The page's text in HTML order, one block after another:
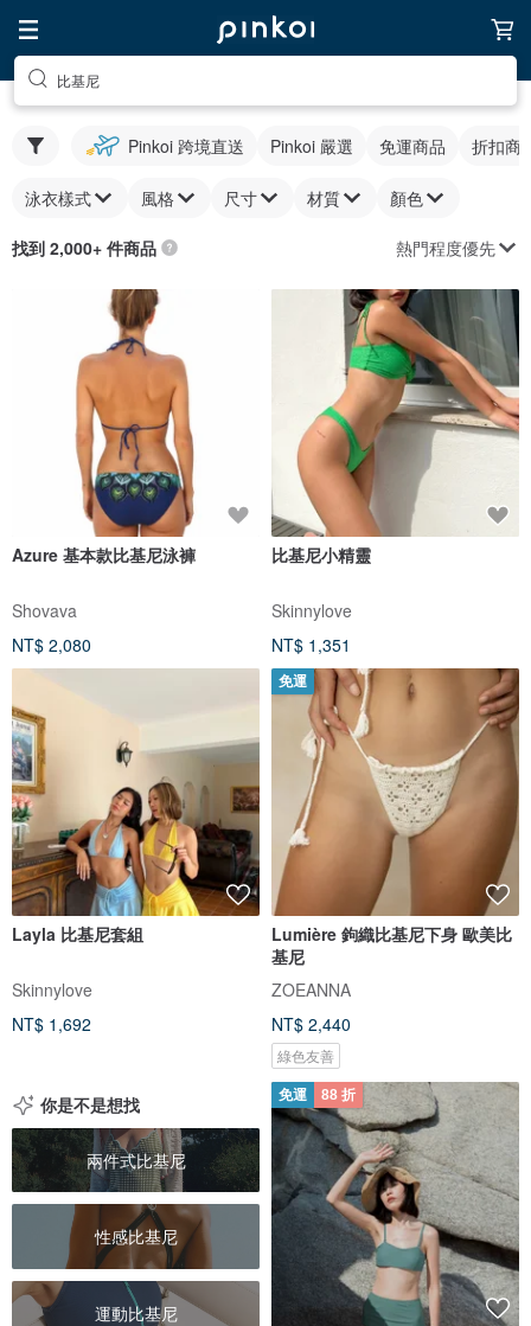
比基尼
Pinkoi 跨境直送 Pinkoi 嚴選 免運商品 折扣商
泳衣樣式 風格 尺寸 材質 顏色
找到 2,000+ 件商品 熱門程度優先
Azure 基本款比基尼泳褲
Shovava
NT$ 2,080
比基尼小精靈
Skinnylove
NT$ 1,351
Layla 比基尼套組
Skinnylove
NT$ 1,692
免運
Lumière 鉤織比基尼下身 歐美比
基尼
ZOEANNA
NT$ 2,440
綠色友善
你是不是想找
兩件式比基尼
性感比基尼
運動比基尼
免運 88 折